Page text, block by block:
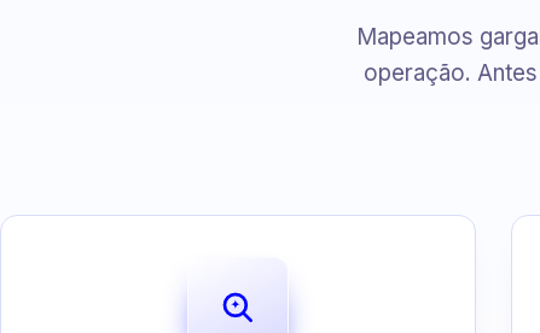
Mapeamos
operação.